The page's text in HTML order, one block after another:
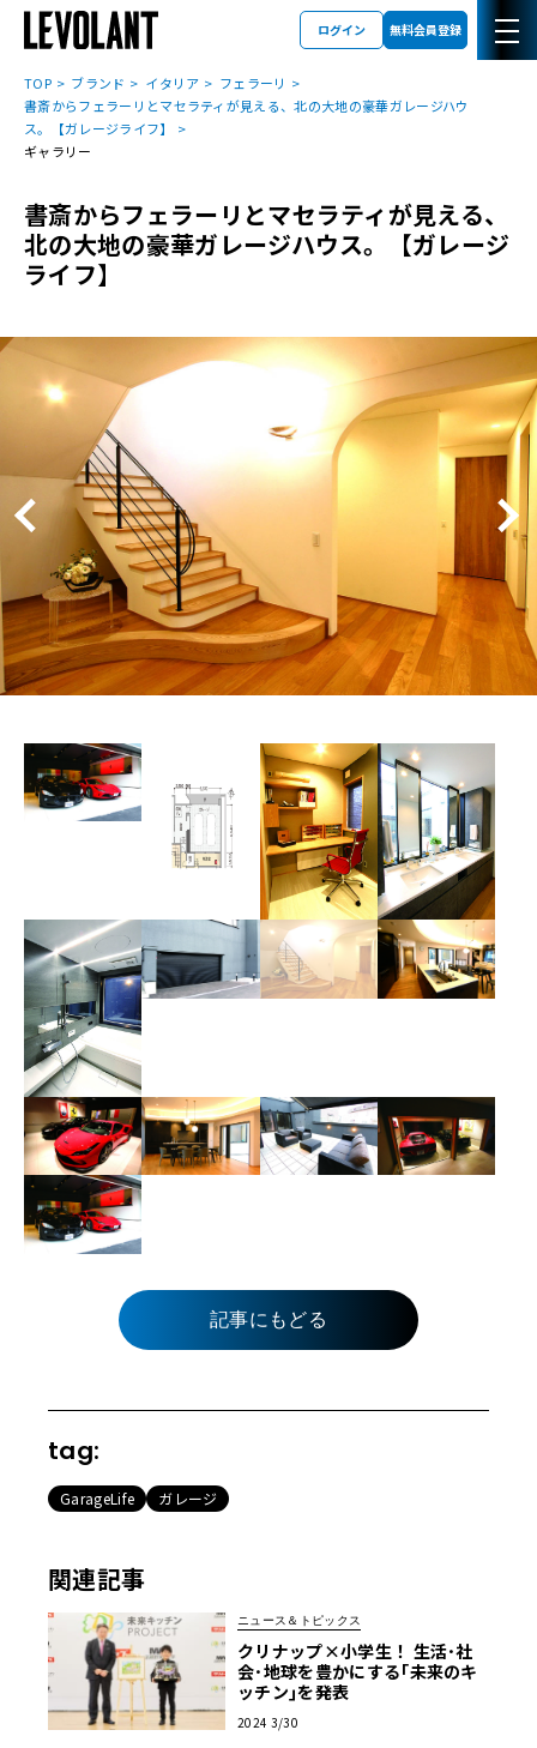
ログイン 無料会員登録
TOP ブランド イタリア
フェラーリ
書斎からフェラーリとマセラティが見える、北の大地の豪華ガレージハウ
ス。【ガレージライフ】
ギャラリー
書斎からフェラーリとマセラティが見える、
北の大地の豪華ガレージハウス。【ガレージ
ライフ】
記事にもどる
tag:
GarageLife ガレージ
関連記事
ニュース＆トピックス
クリナップ×小学生！ 生活･社
会･地球を豊かにする｢未来のキ
ッチン｣を発表
2024 3/30